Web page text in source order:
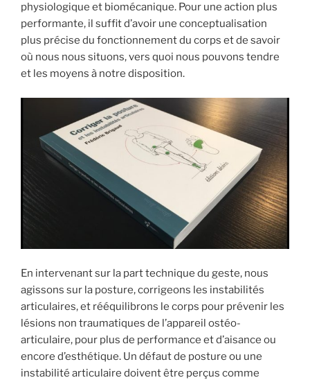
physiologique et biomécanique. Pour une action plus
performante, il suffit d’avoir une conceptualisation
plus précise du fonctionnement du corps et de savoir
où nous nous situons, vers quoi nous pouvons tendre
et les moyens à notre disposition.
En intervenant sur la part technique du geste, nous
agissons sur la posture, corrigeons les instabilités
articulaires, et rééquilibrons le corps pour prévenir les
lésions non traumatiques de l’appareil ostéo-
articulaire, pour plus de performance et d’aisance ou
encore d’esthétique. Un défaut de posture ou une
instabilité articulaire doivent être perçus comme